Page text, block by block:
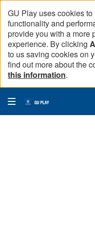
GU Play uses cookies
functionality and
provide you with a more
experience. By clicking
to us saving cookies on
find out more about the
this information.